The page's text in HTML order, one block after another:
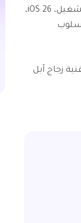
في عام 2025، من المؤكد أن آبل ستتخذ خطوة جريئة أخرى مع أحدث أنظمة التشغيل، iOS 26،
زجاج آبل